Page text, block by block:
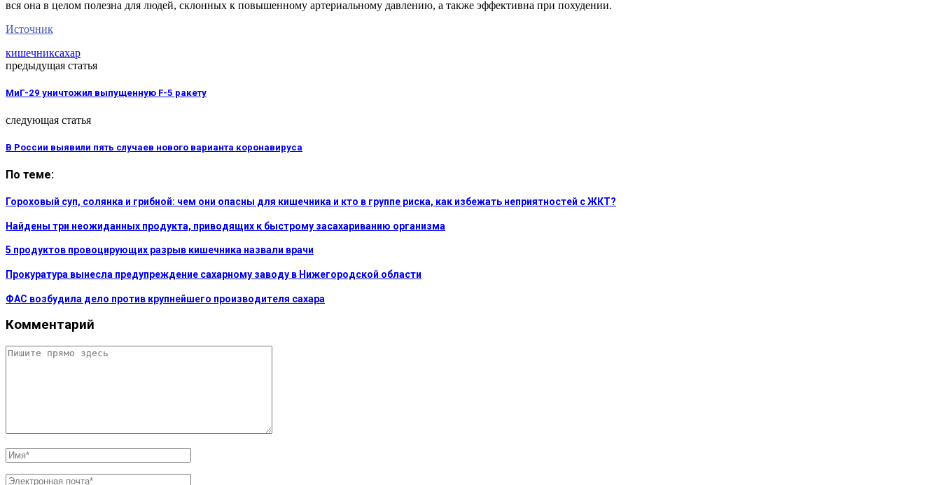
вся она в целом полезна для людей, склонных к повышенному артериальному давлению, а также эффективна при похудении.
Источник
кишечниксахар
предыдущая статья
МиГ-29 уничтожил выпущенную F-5 ракету
следующая статья
В России выявили пять случаев нового варианта коронавируса
По теме:
Гороховый суп, солянка и грибной: чем они опасны для кишечника и кто в группе риска, как избежать неприятностей с ЖКТ?
Найдены три неожиданных продукта, приводящих к быстрому засахариванию организма
5 продуктов провоцирующих разрыв кишечника назвали врачи
Прокуратура вынесла предупреждение сахарному заводу в Нижегородской области
ФАС возбудила дело против крупнейшего производителя сахара
Комментарий